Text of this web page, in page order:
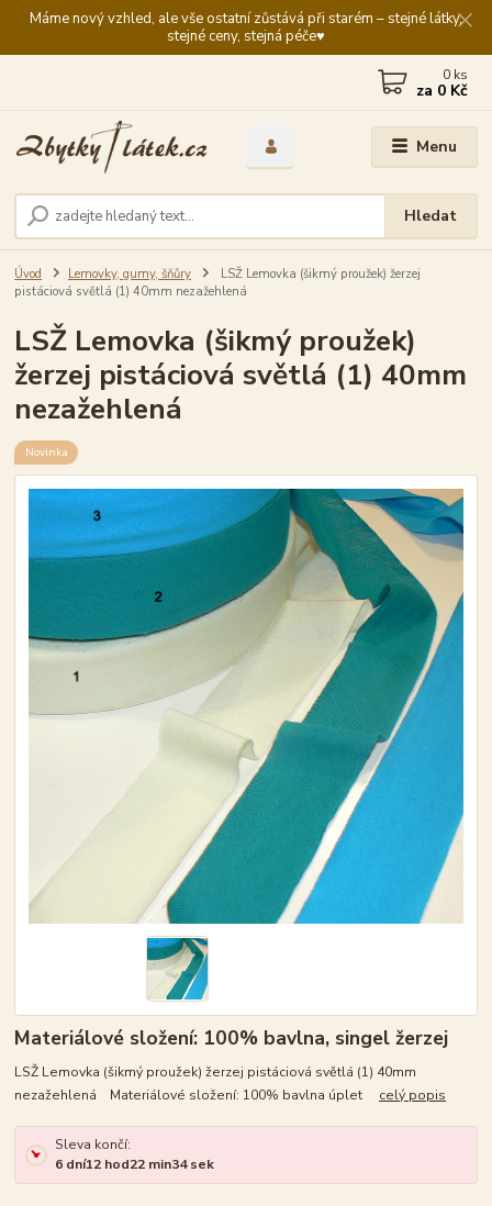
Máme nový vzhled, ale vše ostatní zůstává při starém – stejné látky,
stejné ceny, stejná péče♥️
Menu
Hledat
0 ks
za 0 Kč
Úvod Lemovky, gumy, šňůry
LSŽ Lemovka (šikmý proužek) žerzej
pistáciová světlá (1) 40mm nezažehlená
LSŽ Lemovka (šikmý proužek)
žerzej pistáciová světlá (1) 40mm
nezažehlená
Novinka
Materiálové složení: 100% bavlna, singel žerzej
LSŽ Lemovka (šikmý proužek) žerzej pistáciová světlá (1) 40mm
nezažehlená Materiálové složení: 100% bavlna úplet celý popis
Sleva končí:
6 dní12hod22min33sek